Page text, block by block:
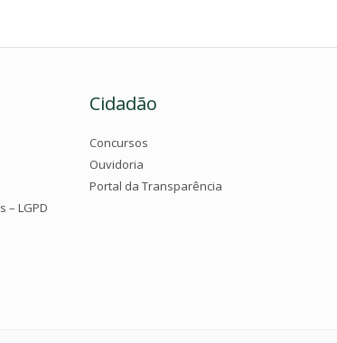
– LGPD
Cidadão
Concursos
Ouvidoria
Portal da Transparência